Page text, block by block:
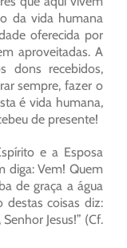
da vida humana
oferecida por
aproveitadas. A
dons recebidos,
sempre, fazer o
é vida humana,
de presente!
e a Esposa
diga: Vem! Quem
de graça a água
destas coisas diz:
Jesus!” (Cf.